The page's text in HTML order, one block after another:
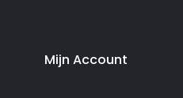
Mijn Account